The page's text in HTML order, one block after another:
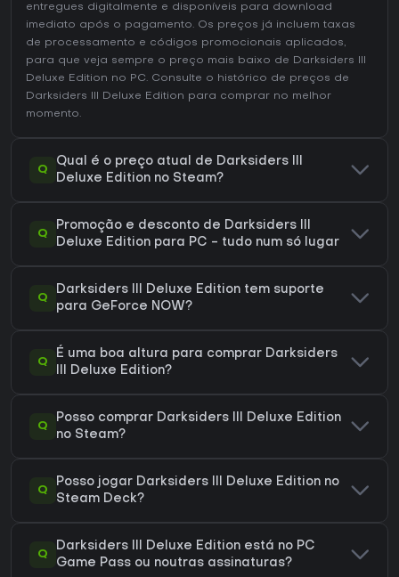
entregues digitalmente e disponíveis para download
imediato após o pagamento. Os preços já incluem taxas
de processamento e códigos promocionais aplicados,
para que veja sempre o preço mais baixo de Darksiders III
Deluxe Edition no PC. Consulte o histórico de preços de
Darksiders III Deluxe Edition para comprar no melhor
momento.
Q
Qual é o preço atual de Darksiders III
Deluxe Edition no Steam?
Q
Promoção e desconto de Darksiders III
Deluxe Edition para PC - tudo num só lugar
Q
Darksiders III Deluxe Edition tem suporte
para GeForce NOW?
Q
É uma boa altura para comprar Darksiders
III Deluxe Edition?
Q
Posso comprar Darksiders III Deluxe Edition
no Steam?
Q
Posso jogar Darksiders III Deluxe Edition no
Steam Deck?
Q
Darksiders III Deluxe Edition está no PC
Game Pass ou noutras assinaturas?